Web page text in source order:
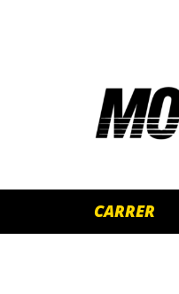
CARRER